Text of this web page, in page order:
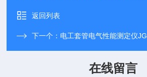
返回列表
下一个： 电工套管电气性能测定仪
在线留言